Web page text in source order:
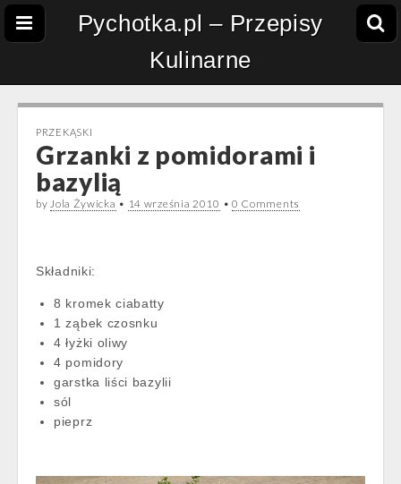
Pychotka.pl – Przepisy
Kulinarne
PRZEKĄSKI
Grzanki z pomidorami i
bazylią
byJola Żywicka • 14 września 2010 • 0 Comments
Składniki:
8 kromek ciabatty
1 ząbek czosnku
4 łyżki oliwy
4 pomidory
garstka liści bazylii
sól
pieprz